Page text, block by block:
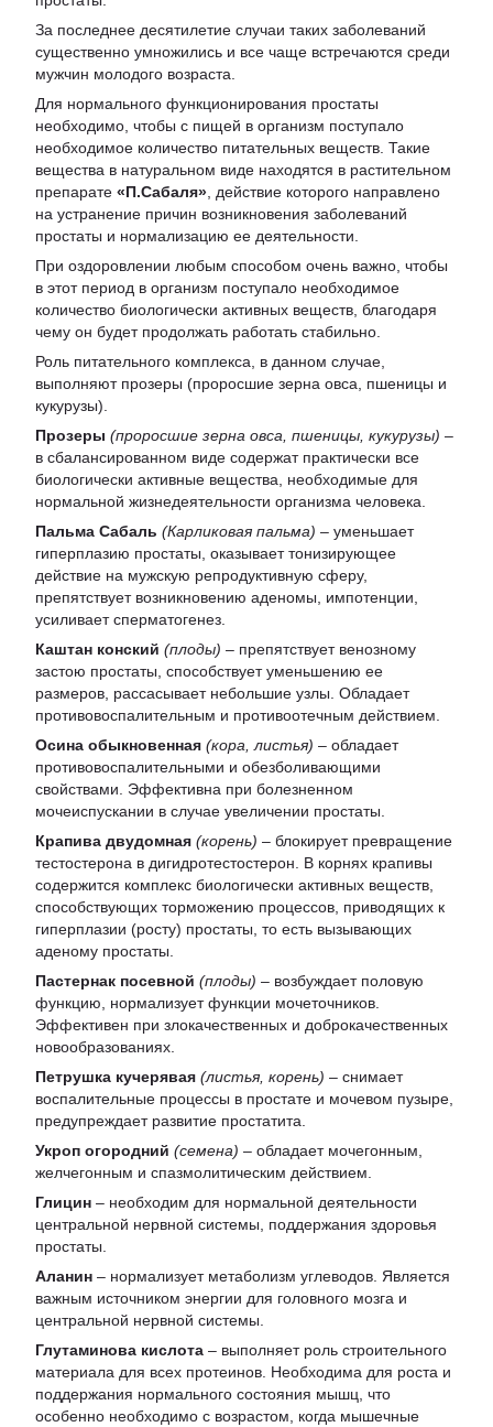
За последнее десятилетие случаи таких заболеваний
существенно умножились и все чаще встречаются среди
мужчин молодого возраста.
Для нормального функционирования простаты
необходимо, чтобы с пищей в организм поступало
необходимое количество питательных веществ. Такие
вещества в натуральном виде находятся в растительном
препарате «П.Сабаля» , действие которого направлено
на устранение причин возникновения заболеваний
простаты и нормализацию ее деятельности.
При оздоровлении любым способом очень важно, чтобы
в этот период в организм поступало необходимое
количество биологически активных веществ, благодаря
чему он будет продолжать работать стабильно.
Роль питательного комплекса, в данном случае,
выполняют прозеры (проросшие зерна овса, пшеницы и
кукурузы).
Прозеры (проросшие зерна овса, пшеницы, кукурузы) –
в сбалансированном виде содержат практически все
биологически активные вещества, необходимые для
нормальной жизнедеятельности организма человека.
Пальма Сабаль (Карликовая пальма) – уменьшает
гиперплазию простаты, оказывает тонизирующее
действие на мужскую репродуктивную сферу,
препятствует возникновению аденомы, импотенции,
усиливает сперматогенез.
Каштан конский (плоды) – препятствует венозному
застою простаты, способствует уменьшению ее
размеров, рассасывает небольшие узлы. Обладает
противовоспалительным и противоотечным действием.
Осина обыкновенная (кора, листья) – обладает
противовоспалительными и обезболивающими
свойствами. Эффективна при болезненном
мочеиспускании в случае увеличении простаты.
Крапива двудомная (корень) – блокирует превращение
тестостерона в дигидротестостерон. В корнях крапивы
содержится комплекс биологически активных веществ,
способствующих торможению процессов, приводящих к
гиперплазии (росту) простаты, то есть вызывающих
аденому простаты.
Пастернак посевной (плоды) – возбуждает половую
функцию, нормализует функции мочеточников.
Эффективен при злокачественных и доброкачественных
новообразованиях.
Петрушка кучерявая (листья, корень) – снимает
воспалительные процессы в простате и мочевом пузыре,
предупреждает развитие простатита.
Укроп огородний (семена) – обладает мочегонным,
желчегонным и спазмолитическим действием.
Глицин – необходим для нормальной деятельности
центральной нервной системы, поддержания здоровья
простаты.
Аланин – нормализует метаболизм углеводов. Является
важным источником энергии для головного мозга и
центральной нервной системы.
Глутаминова кислота – выполняет роль строительного
материала для всех протеинов. Необходима для роста и
поддержания нормального состояния мышц, что
особенно необходимо с возрастом, когда мышечные